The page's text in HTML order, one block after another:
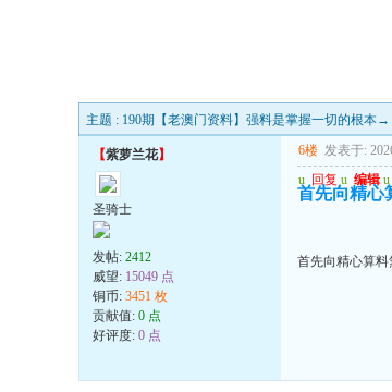
主题 : 190期【老澳门资料】强料是掌握一切的根本→
【紫萝兰花】
圣骑士
发帖: 2412
威望: 15049 点
铜币: 3451 枚
贡献值: 0 点
好评度: 0 点
6楼 发表于:
u 回复 u 编辑 u
首先向精心
首先向精心算